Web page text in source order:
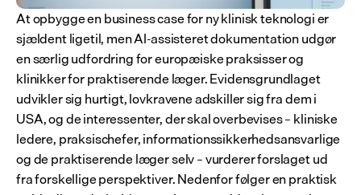
At opbygge en business case for ny klinisk teknologi er
sjældent ligetil, men AI-assisteret dokumentation udgør
en særlig udfordring for europæiske praksisser og
klinikker for praktiserende læger. Evidensgrundlaget
udvikler sig hurtigt, lovkravene adskiller sig fra dem i
USA, og de interessenter, der skal overbevises – kliniske
ledere, praksischefer, informationssikkerhedsansvarlige
og de praktiserende læger selv – vurderer forslaget ud
fra forskellige perspektiver. Nedenfor følger en praktisk